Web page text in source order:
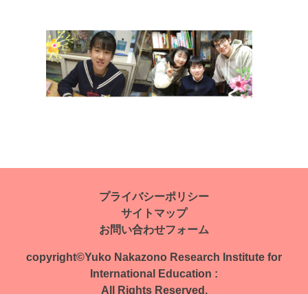
稿
ゲ
プライバシーポリシー
サイトマップ
お問い合わせフォーム
copyright©Yuko Nakazono Research Institute for
International Education :
All Rights Reserved.